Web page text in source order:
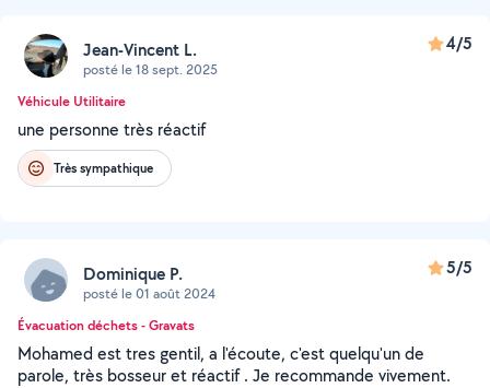
Jean-Vincent L.
posté le 18 sept. 2025
4/5
Véhicule Utilitaire
une personne très réactif
Très sympathique
Dominique P.
posté le 01 août 2024
5/5
Évacuation déchets - Gravats
Mohamed est tres gentil, a l'écoute, c'est quelqu'un de
parole, très bosseur et réactif . Je recommande vivement.